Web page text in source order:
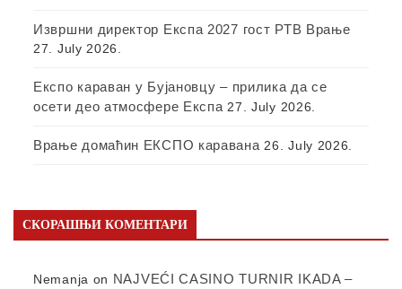
Извршни директор Експа 2027 гост РТВ Врање
27. July 2026.
Експо караван у Бујановцу – прилика да се
осети део атмосфере Експа 27. July 2026.
Врање домаћин ЕКСПО каравана 26. July 2026.
СКОРАШЊИ КОМЕНТАРИ
Nemanja on NAJVEĆI CASINO TURNIR IKADA –